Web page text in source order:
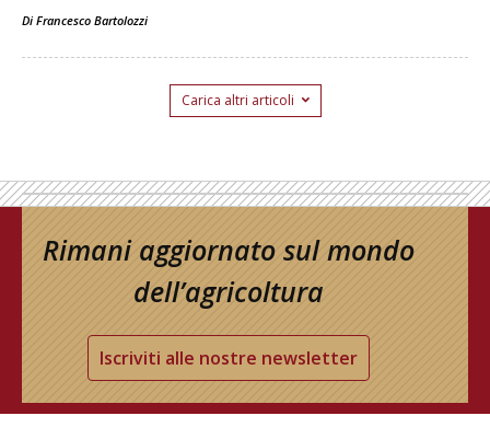
Di Francesco Bartolozzi
Carica altri articoli
Rimani aggiornato sul mondo
dell’agricoltura
Iscriviti alle nostre newsletter